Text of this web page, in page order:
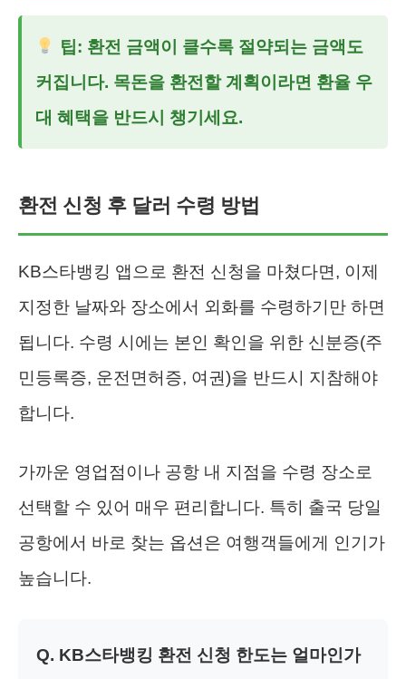
팁: 환전 금액이 클수록 절약되는 금액도
커집니다. 목돈을 환전할 계획이라면 환율 우
대 혜택을 반드시 챙기세요.
환전 신청 후 달러 수령 방법
KB스타뱅킹 앱으로 환전 신청을 마쳤다면, 이제
지정한 날짜와 장소에서 외화를 수령하기만 하면
됩니다. 수령 시에는 본인 확인을 위한 신분증(주
민등록증, 운전면허증, 여권)을 반드시 지참해야
합니다.
가까운 영업점이나 공항 내 지점을 수령 장소로
선택할 수 있어 매우 편리합니다. 특히 출국 당일
공항에서 바로 찾는 옵션은 여행객들에게 인기가
높습니다.
Q. KB스타뱅킹 환전 신청 한도는 얼마인가